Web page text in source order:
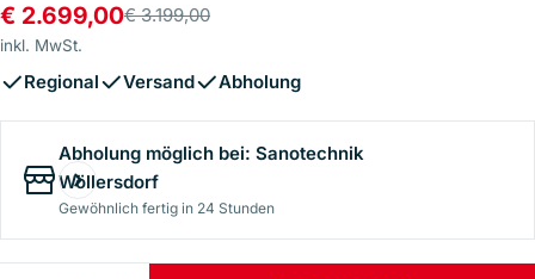
Verkaufspreis
€ 2.699,00
Regulärer
Preis
€ 3.199,00
inkl. MwSt.
Regional Versand Abholung
Abholung möglich bei: Sanotechnik
Wöllersdorf
Gewöhnlich fertig in 24 Stunden